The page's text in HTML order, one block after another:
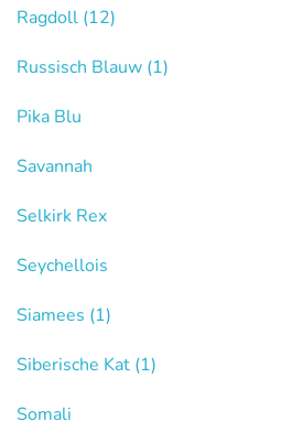
Ragdoll (12)
Russisch Blauw (1)
Pika Blu
Savannah
Selkirk Rex
Seychellois
Siamees (1)
Siberische Kat (1)
Somali